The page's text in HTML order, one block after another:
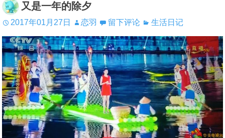
又是一年的除夕
2017年01月27日 恋羽 留下评论 生活日记